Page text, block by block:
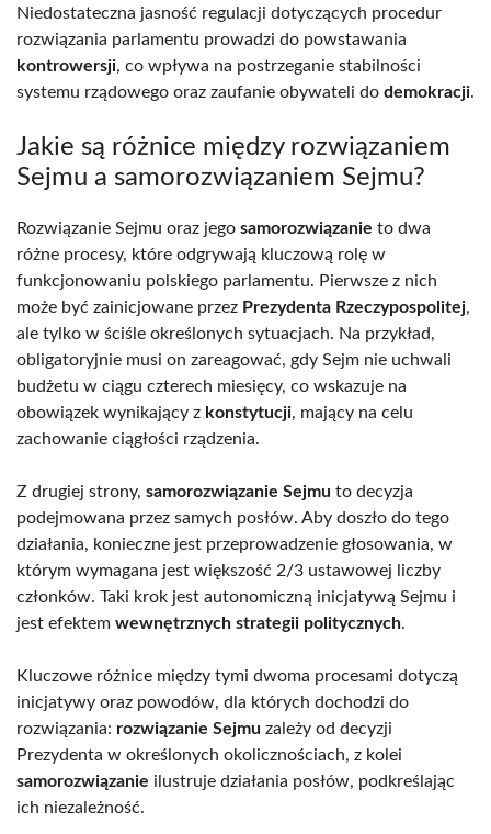
Niedostateczna jasność regulacji dotyczących procedur
rozwiązania parlamentu prowadzi do powstawania
kontrowersji, co wpływa na postrzeganie stabilności
systemu rządowego oraz zaufanie obywateli do demokracji.
Jakie są różnice między rozwiązaniem
Sejmu a samorozwiązaniem Sejmu?
Rozwiązanie Sejmu oraz jego samorozwiązanie to dwa
różne procesy, które odgrywają kluczową rolę w
funkcjonowaniu polskiego parlamentu. Pierwsze z nich
może być zainicjowane przez Prezydenta Rzeczypospolitej,
ale tylko w ściśle określonych sytuacjach. Na przykład,
obligatoryjnie musi on zareagować, gdy Sejm nie uchwali
budżetu w ciągu czterech miesięcy, co wskazuje na
obowiązek wynikający z konstytucji, mający na celu
zachowanie ciągłości rządzenia.
Z drugiej strony, samorozwiązanie Sejmu to decyzja
podejmowana przez samych posłów. Aby doszło do tego
działania, konieczne jest przeprowadzenie głosowania, w
którym wymagana jest większość 2/3 ustawowej liczby
członków. Taki krok jest autonomiczną inicjatywą Sejmu i
jest efektem wewnętrznych strategii politycznych.
Kluczowe różnice między tymi dwoma procesami dotyczą
inicjatywy oraz powodów, dla których dochodzi do
rozwiązania: rozwiązanie Sejmu zależy od decyzji
Prezydenta w określonych okolicznościach, z kolei
samorozwiązanie ilustruje działania posłów, podkreślając
ich niezależność.